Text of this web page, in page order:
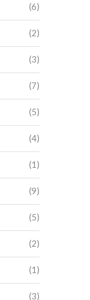
(6)
(2)
(3)
(7)
(5)
(4)
(1)
(9)
(5)
(2)
(1)
(3)